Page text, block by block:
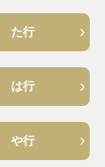
た行
は行
や行